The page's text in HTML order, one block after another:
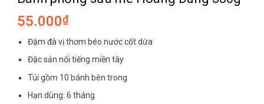
55.000₫
Đậm đà vị thơm béo nước cốt dừa
Đặc sản nổi tiếng miền tây
Túi gồm 10 bánh bên trong
Hạn dùng: 6 tháng